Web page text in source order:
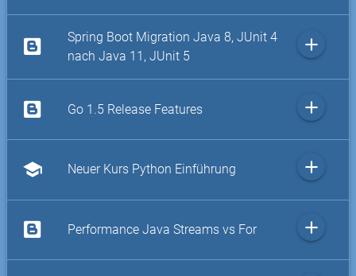
Spring Boot Migration Java 8, JUnit 4
nach Java 11, JUnit 5
add
Go 1.5 Release Features add
school Neuer Kurs Python Einführung add
Performance Java Streams vs For add